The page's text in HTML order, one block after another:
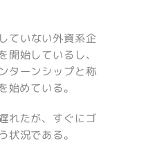
ていない外資系企
始しているし、
ターンシップと称
始めている。
れたが、すぐにゴ
状況である。